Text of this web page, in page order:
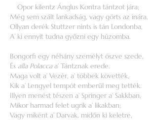
Opor kilentz Ánglus Kontra tántzot jára;
Még sem szált lankadság, vagy görts az inára.
Ollyan derék Stuttzer nints is tán Londonba,
A’ ki ennyit tudna győzni egy húzomba.
Bongorfi egy néhány személyt öszve szede,
És alla Polaccaa’ Tántznak erede.
Maga volt a’ Vezér, a’ többek követték,
Kik a’ Lengyel tempót emberűl meg tették.
Illyen menést tészen a’ Springer a’ Sakkban,
Mikor harmad felet ugrik a’ likakban;
Vagy miként a’ Darvak, midőn ki keletre,